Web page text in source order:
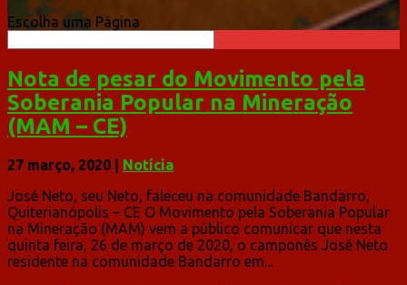
Escolha uma Página
Nota de pesar do Movimento pela
Soberania Popular na Mineração
(MAM – CE)
27 março, 2020
Notícia
José Neto, seu Neto, faleceu na comunidade Bandarro,
Quiterianópolis – CE O Movimento pela Soberania Popular
na Mineração (MAM) vem a público comunicar que nesta
quinta feira, 26 de março de 2020, o camponês José Neto
residente na comunidade Bandarro em...